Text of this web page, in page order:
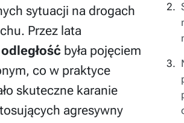
sytuacji na drogach
Przez lata
była pojęciem
co w praktyce
skuteczne karanie
agresywny